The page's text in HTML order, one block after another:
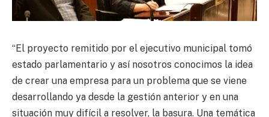
“El proyecto remitido por el ejecutivo municipal tomó
estado parlamentario y así nosotros conocimos la idea
de crear una empresa para un problema que se viene
desarrollando ya desde la gestión anterior y en una
situación muy difícil a resolver, la basura. Una temática